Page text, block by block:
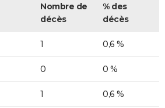
Nombre de
décès
% des
décès
1 0,6 %
0 0 %
1 0,6 %